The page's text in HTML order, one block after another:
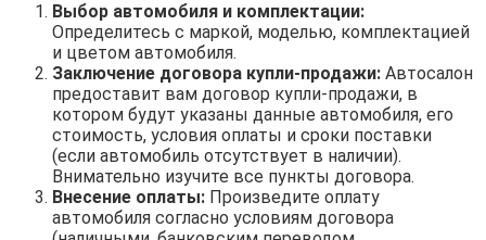
Выбор автомобиля и комплектации:
Определитесь с маркой, моделью, комплектацией
и цветом автомобиля.
Заключение договора купли-продажи: Автосалон
предоставит вам договор купли-продажи, в
котором будут указаны данные автомобиля, его
стоимость, условия оплаты и сроки поставки
(если автомобиль отсутствует в наличии).
Внимательно изучите все пункты договора.
Внесение оплаты: Произведите оплату
автомобиля согласно условиям договора